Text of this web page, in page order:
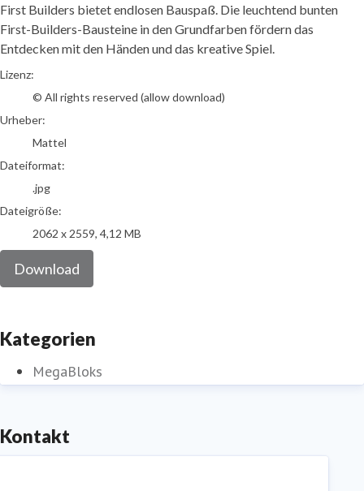
First Builders bietet endlosen Bauspaß. Die leuchtend bunten
First-Builders-Bausteine in den Grundfarben fördern das
Entdecken mit den Händen und das kreative Spiel.
Mattel
Lizenz:
© All rights reserved (allow download)
Urheber:
Mattel
Dateiformat:
.jpg
Dateigröße:
2062 x 2559, 4,12 MB
Download
Kategorien
MegaBloks
Kontakt